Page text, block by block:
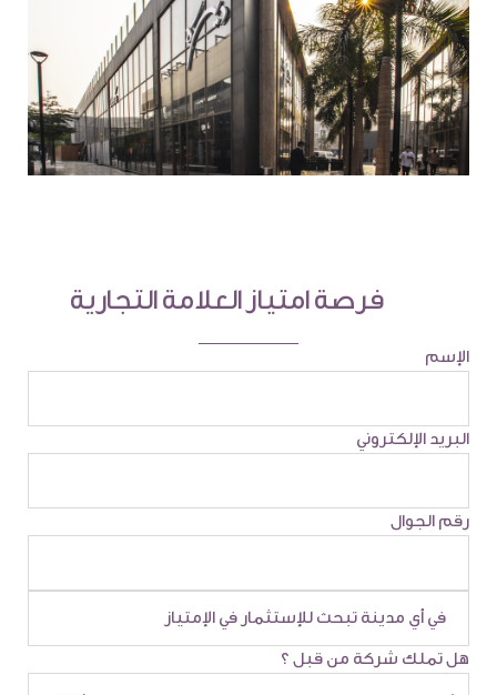
فرصة امتياز العلامة التجارية
الإسم
البريد الإلكتروني
رقم الجوال
هل تملك شركة من قبل ؟